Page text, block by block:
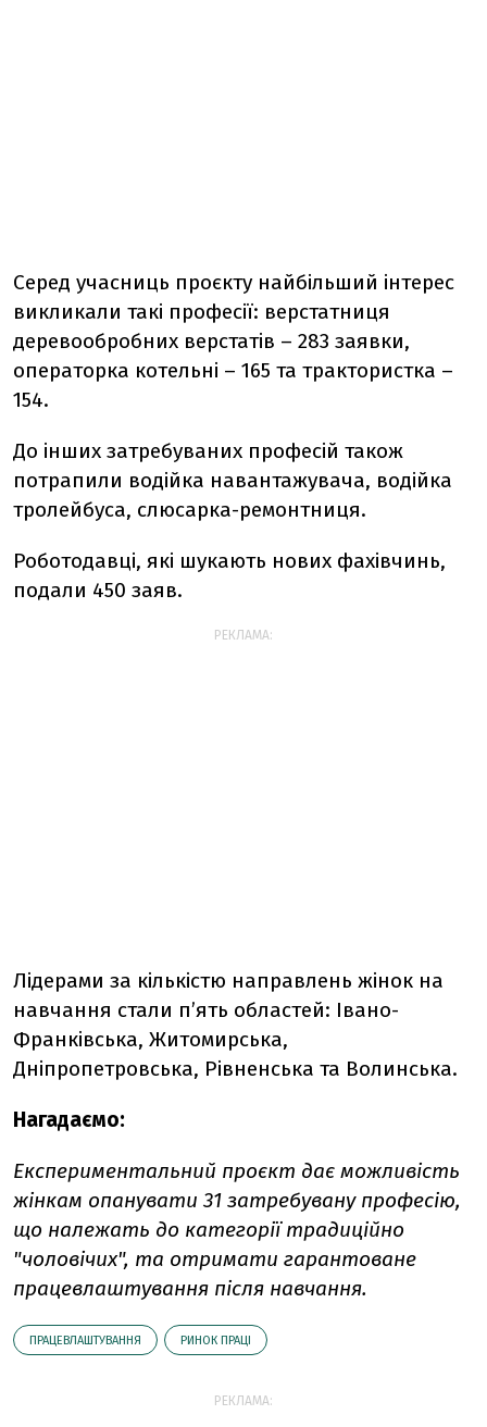
Серед учасниць проєкту найбільший інтерес
викликали такі професії: верстатниця
деревообробних верстатів – 283 заявки,
операторка котельні – 165 та трактористка –
154.
До інших затребуваних професій також
потрапили водійка навантажувача, водійка
тролейбуса, слюсарка-ремонтниця.
Роботодавці, які шукають нових фахівчинь,
подали 450 заяв.
РЕКЛАМА:
Лідерами за кількістю направлень жінок на
навчання стали п’ять областей: Івано-
Франківська, Житомирська,
Дніпропетровська, Рівненська та Волинська.
Нагадаємо:
Експериментальний проєкт дає можливість
жінкам опанувати 31 затребувану професію,
що належать до категорії традиційно
"чоловічих", та отримати гарантоване
працевлаштування після навчання.
ПРАЦЕВЛАШТУВАННЯ РИНОК ПРАЦІ
РЕКЛАМА: